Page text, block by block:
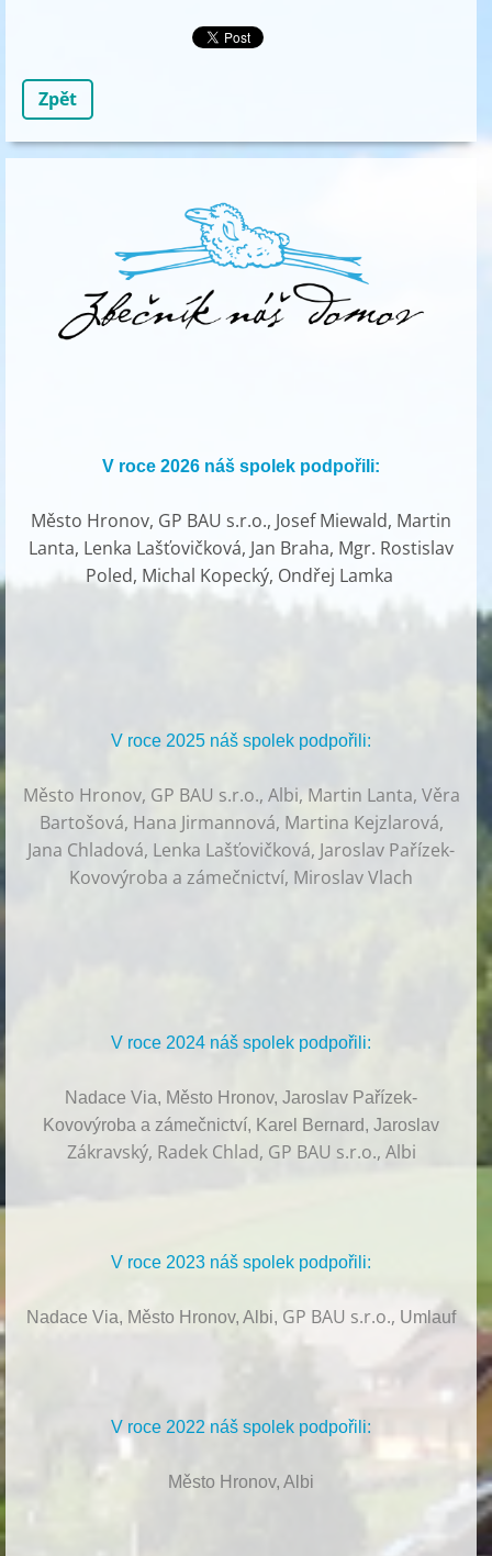
Zpět
V roce 2026 náš spolek podpořili:
Město Hronov, GP BAU s.r.o., Josef Miewald, Martin
Lanta, Lenka Lašťovičková, Jan Braha, Mgr. Rostislav
Poled, Michal Kopecký, Ondřej Lamka
V roce 2025 náš spolek podpořili:
Město Hronov, GP BAU s.r.o., Albi, Martin Lanta, Věra
Bartošová, Hana Jirmannová, Martina Kejzlarová,
Jana Chladová, Lenka Lašťovičková, Jaroslav Pařízek-
Kovovýroba a zámečnictví, Miroslav Vlach
V roce 2024 náš spolek podpořili:
Nadace Via, Město Hronov, Jaroslav Pařízek-
Kovovýroba a zámečnictví, Karel Bernard, Jaroslav
Zákravský, Radek Chlad, GP BAU s.r.o., Albi
V roce 2023 náš spolek podpořili:
Nadace Via, Město Hronov, Albi, GP BAU s.r.o., Umlauf
V roce 2022 náš spolek podpořili:
Město Hronov, Albi